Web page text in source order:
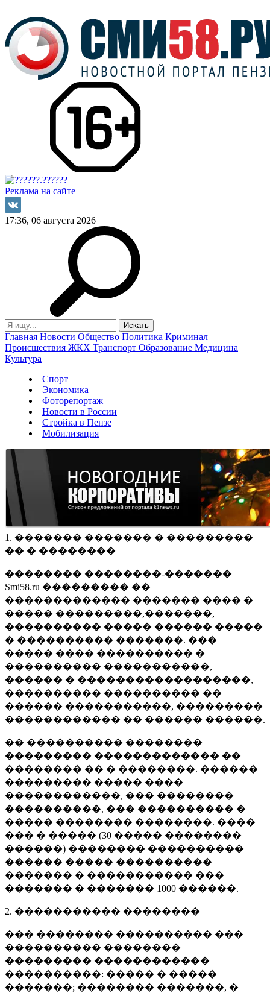
Реклама на сайте
17:36, 06 августа 2026
Главная Новости Общество Политика Криминал
Происшествия ЖКХ Транспорт Образование Медицина
Культура
Спорт
Экономика
Фоторепортаж
Новости в России
Стройка в Пензе
Мобилизация
1. ������� ������� � ���������
�� � ��������
�������� ��������-�������
Smi58.ru ��������� ��
������������� ������� ���� �
����� ���������,�������,
���������� ����� ������ �����
� ���������� �������. ���
����� ���� ���������� �
���������� �����������,
������ � ������������������,
���������� ���������� ��
������ �����������, ���������
������������ �� ������ ������.
�� ���������� ��������
��������� ������������� ��
�������� �� � ��������. ������
��������� ����� ����
������������, ��� ��������
����������, ��� ���������� �
����� �������� ��������. ����
��� � ����� (30 ����� ��������
������) �������� ����������
������ ����� ����������
������� � ����������� ���
������� � ������� 1000 ������.
2. ����������� ��������
��� �������� ���������� ���
���������� ��������
��������� ������������
����������: ����� � �����
�������; �������� �������, �